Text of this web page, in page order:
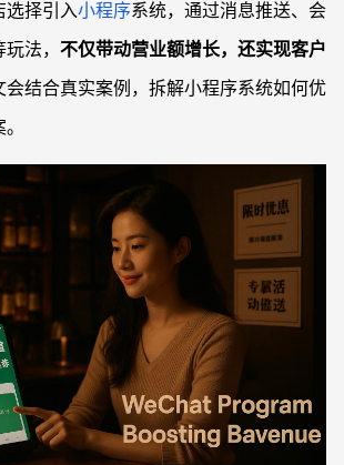
选择引入小程序系统，通过消息推送、会
法， 不仅带动营业额增长，还实现客户
会结合真实案例，拆解小程序系统如何优